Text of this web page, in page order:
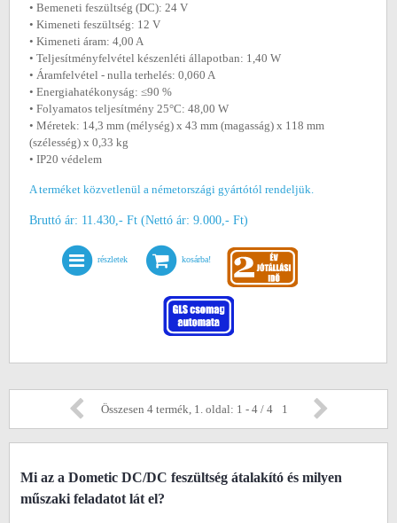
• Bemeneti feszültség (DC): 24 V
• Kimeneti feszültség: 12 V
• Kimeneti áram: 4,00 A
• Teljesítményfelvétel készenléti állapotban: 1,40 W
• Áramfelvétel - nulla terhelés: 0,060 A
• Energiahatékonyság: ≤90 %
• Folyamatos teljesítmény 25°C: 48,00 W
• Méretek: 14,3 mm (mélység) x 43 mm (magasság) x 118 mm
(szélesség) x 0,33 kg
• IP20 védelem
A terméket közvetlenül a németországi gyártótól rendeljük.
Bruttó ár: 11.430,- Ft (Nettó ár: 9.000,- Ft)
részletek kosárba!
Összesen 4 termék, 1. oldal: 1 - 4 / 4 1
Mi az a Dometic DC/DC feszültség átalakító és milyen
műszaki feladatot lát el?